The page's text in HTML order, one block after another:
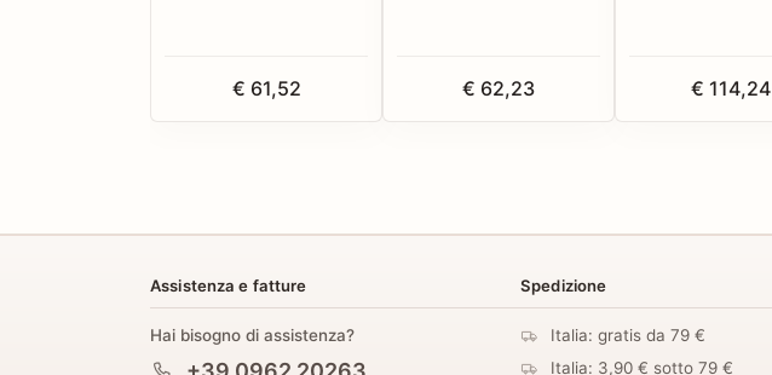
€ 61,52 € 62,23 € 114,24
Assistenza e fatture
Hai bisogno di assistenza?
Spedizione
Italia: gratis da 79 €
Italia: 3,90 € sotto 79 €